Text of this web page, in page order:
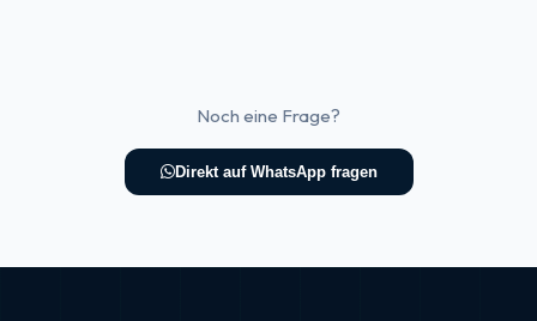
Noch eine Frage?
Direkt auf WhatsApp fragen